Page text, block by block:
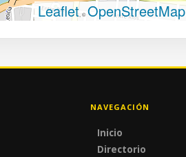
Leaflet , ©OpenStreetMap
NAVEGACIÓN
Inicio
Directorio